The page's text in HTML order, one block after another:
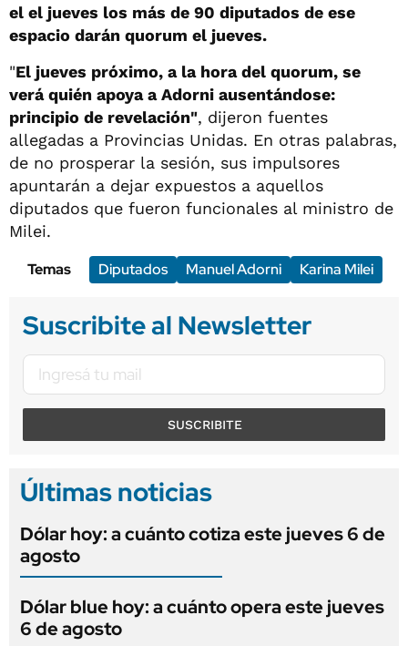
el el jueves los más de 90 diputados de ese
espacio darán quorum el jueves.
"El jueves próximo, a la hora del quorum, se
verá quién apoya a Adorni ausentándose:
principio de revelación", dijeron fuentes
allegadas a Provincias Unidas. En otras palabras,
de no prosperar la sesión, sus impulsores
apuntarán a dejar expuestos a aquellos
diputados que fueron funcionales al ministro de
Milei.
Temas
Diputados Manuel Adorni Karina Milei
Suscribite al Newsletter
SUSCRIBITE
Últimas noticias
Dólar hoy: a cuánto cotiza este jueves 6 de
agosto
Dólar blue hoy: a cuánto opera este jueves
6 de agosto